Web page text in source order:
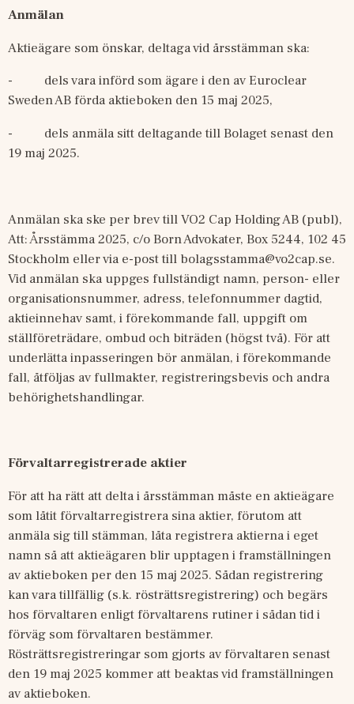
Anmälan
Aktieägare som önskar, deltaga vid årsstämman ska:
-
dels vara införd som ägare i den av Euroclear
Sweden AB förda aktieboken den 15 maj 2025,
-
dels anmäla sitt deltagande till Bolaget senast den
19 maj 2025.
Anmälan ska ske per brev till VO2 Cap Holding AB (publ),
Att: Årsstämma 2025, c/o Born Advokater, Box 5244, 102 45
Stockholm eller via e-post till bolagsstamma@vo2cap.se.
Vid anmälan ska uppges fullständigt namn, person- eller
organisationsnummer, adress, telefonnummer dagtid,
aktieinnehav samt, i förekommande fall, uppgift om
ställföreträdare, ombud och biträden (högst två). För att
underlätta inpasseringen bör anmälan, i förekommande
fall, åtföljas av fullmakter, registreringsbevis och andra
behörighetshandlingar.
Förvaltarregistrerade aktier
För att ha rätt att delta i årsstämman måste en aktieägare
som låtit förvaltarregistrera sina aktier, förutom att
anmäla sig till stämman, låta registrera aktierna i eget
namn så att aktieägaren blir upptagen i framställningen
av aktieboken per den 15 maj 2025. Sådan registrering
kan vara tillfällig (s.k. rösträttsregistrering) och begärs
hos förvaltaren enligt förvaltarens rutiner i sådan tid i
förväg som förvaltaren bestämmer.
Rösträttsregistreringar som gjorts av förvaltaren senast
den 19 maj 2025 kommer att beaktas vid framställningen
av aktieboken.